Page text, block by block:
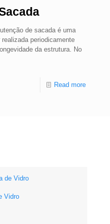
de sacada é uma
periodicamente
da estrutura. No
Read more
de Vidro
Vidro